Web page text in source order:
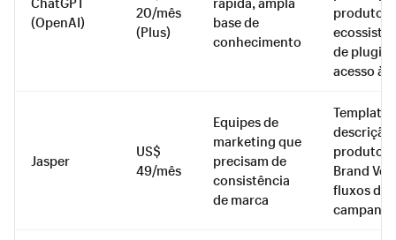
(OpenAI)
20/mês
(Plus)
base de
conhecimento
produto,
de
acesso à
Jasper
US$
49/mês
Equipes de
marketing que
precisam de
consistência
de marca
descrição
produto,
Brand
fluxos de
campanha